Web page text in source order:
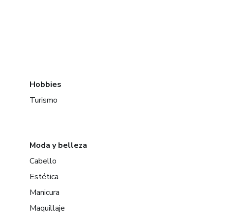
Hobbies
Turismo
Moda y belleza
Cabello
Estética
Manicura
Maquillaje